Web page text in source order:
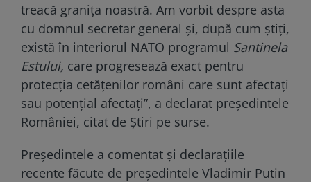
treacă graniţa noastră. Am vorbit despre asta
cu domnul secretar general şi, după cum ştiţi,
există în interiorul NATO programul Santinela
Estului, care progresează exact pentru
protecţia cetăţenilor români care sunt afectaţi
sau potenţial afectaţi”, a declarat preşedintele
României, citat de Știri pe surse.
Președintele a comentat și declarațiile
recente făcute de președintele Vladimir Putin